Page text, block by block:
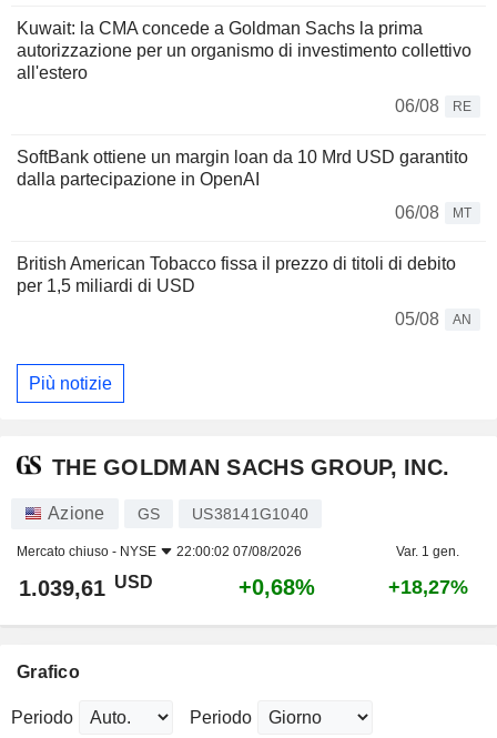
Kuwait: la CMA concede a Goldman Sachs la prima
autorizzazione per un organismo di investimento collettivo
all'estero
06/08
RE
SoftBank ottiene un margin loan da 10 Mrd USD garantito
dalla partecipazione in OpenAI
06/08
MT
British American Tobacco fissa il prezzo di titoli di debito
per 1,5 miliardi di USD
05/08
AN
Più notizie
THE GOLDMAN SACHS GROUP, INC.
Azione GS US38141G1040
Mercato chiuso - NYSE 22:00:02 07/08/2026 Var. 1 gen.
1.039,61 USD +0,68% +18,27%
Grafico
Periodo Periodo